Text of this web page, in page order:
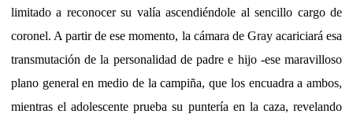
limitado a reconocer su valía ascendiéndole al sencillo cargo de
coronel. A partir de ese momento, la cámara de Gray acariciará esa
transmutación de la personalidad de padre e hijo -ese maravilloso
plano general en medio de la campiña, que los encuadra a ambos,
mientras el adolescente prueba su puntería en la caza, revelando